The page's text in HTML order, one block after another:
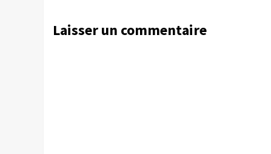
Laisser un commentaire